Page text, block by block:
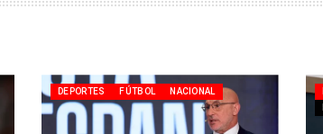
DEPORTES FÚTBOL NACIONAL